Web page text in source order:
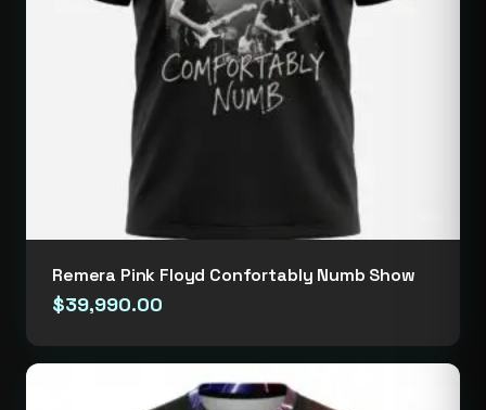
Remera Pink Floyd Confortably Numb Show
$39,990.00